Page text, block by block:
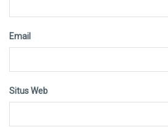
Email
Situs Web